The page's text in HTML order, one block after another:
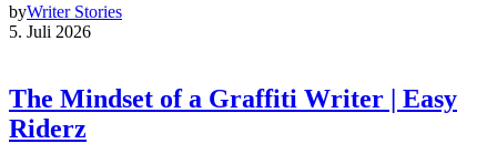
byWriter Stories
5. Juli 2026
The Mindset of a Graffiti Writer | Easy
Riderz